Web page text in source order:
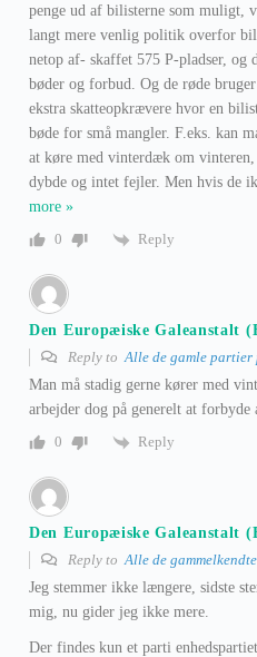
penge ud af bilisterne som muligt,
langt mere venlig politik overfor
netop af- skaffet 575 P-pladser, og
bøder og forbud. Og de røde
ekstra skatteopkrævere hvor en
bøde for små mangler. F.eks. kan
at køre med vinterdæk om
dybde og intet fejler. Men hvis de
more »
0
Reply
Den Europæiske Galeanstalt
Reply to Alle de gamle partier
Man må stadig gerne kører med
arbejder dog på generelt at forbyde
0
Reply
Den Europæiske Galeanstalt
Reply to Alle de
Jeg stemmer ikke længere, sidste
mig, nu gider jeg ikke mere.
Der findes kun et parti